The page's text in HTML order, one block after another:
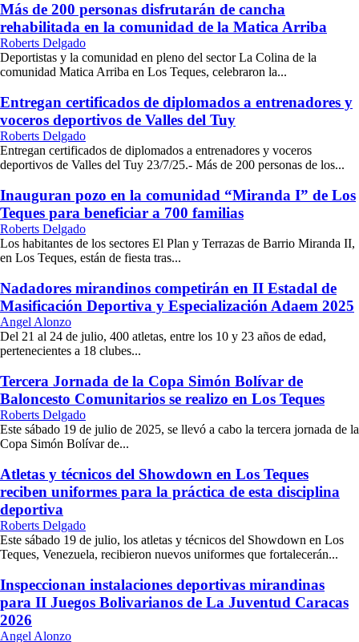
Más de 200 personas disfrutarán de cancha
rehabilitada en la comunidad de la Matica Arriba
Roberts Delgado
Deportistas y la comunidad en pleno del sector La Colina de la
comunidad Matica Arriba en Los Teques, celebraron la...
Entregan certificados de diplomados a entrenadores y
voceros deportivos de Valles del Tuy
Roberts Delgado
Entregan certificados de diplomados a entrenadores y voceros
deportivos de Valles del Tuy 23/7/25.- Más de 200 personas de los...
Inauguran pozo en la comunidad “Miranda I” de Los
Teques para beneficiar a 700 familias
Roberts Delgado
Los habitantes de los sectores El Plan y Terrazas de Barrio Miranda II,
en Los Teques, están de fiesta tras...
Nadadores mirandinos competirán en II Estadal de
Masificación Deportiva y Especialización Adaem 2025
Angel Alonzo
Del 21 al 24 de julio, 400 atletas, entre los 10 y 23 años de edad,
pertenecientes a 18 clubes...
Tercera Jornada de la Copa Simón Bolívar de
Baloncesto Comunitarios se realizo en Los Teques
Roberts Delgado
Este sábado 19 de julio de 2025, se llevó a cabo la tercera jornada de la
Copa Simón Bolívar de...
Atletas y técnicos del Showdown en Los Teques
reciben uniformes para la práctica de esta disciplina
deportiva
Roberts Delgado
Este sábado 19 de julio, los atletas y técnicos del Showdown en Los
Teques, Venezuela, recibieron nuevos uniformes que fortalecerán...
Inspeccionan instalaciones deportivas mirandinas
para II Juegos Bolivarianos de La Juventud Caracas
2026
Angel Alonzo